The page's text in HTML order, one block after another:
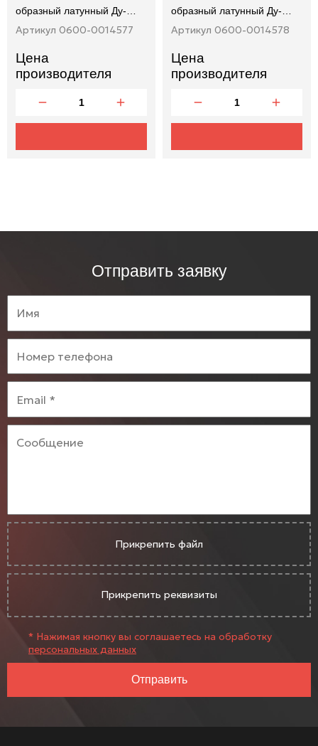
образный латунный Ду-…
Артикул 0600-0014577
Цена
производителя
образный латунный Ду-…
Артикул 0600-0014578
Цена
производителя
Отправить заявку
Прикрепить файл
Прикрепить реквизиты
* Нажимая кнопку вы соглашаетесь на обработку
персональных данных
Отправить